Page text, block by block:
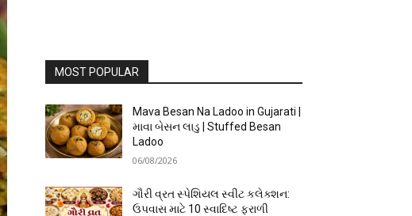
MOST POPULAR
Mava Besan Na Ladoo in Gujarati |
માવા બેસન લાડુ | Stuffed Besan
Ladoo
06/08/2026
ગૌરી વ્રત સ્પેશિયલ સ્વીટ કલેક્શન:
ઉપવાસ માટે 10 સ્વાદિષ્ટ ફરાળી